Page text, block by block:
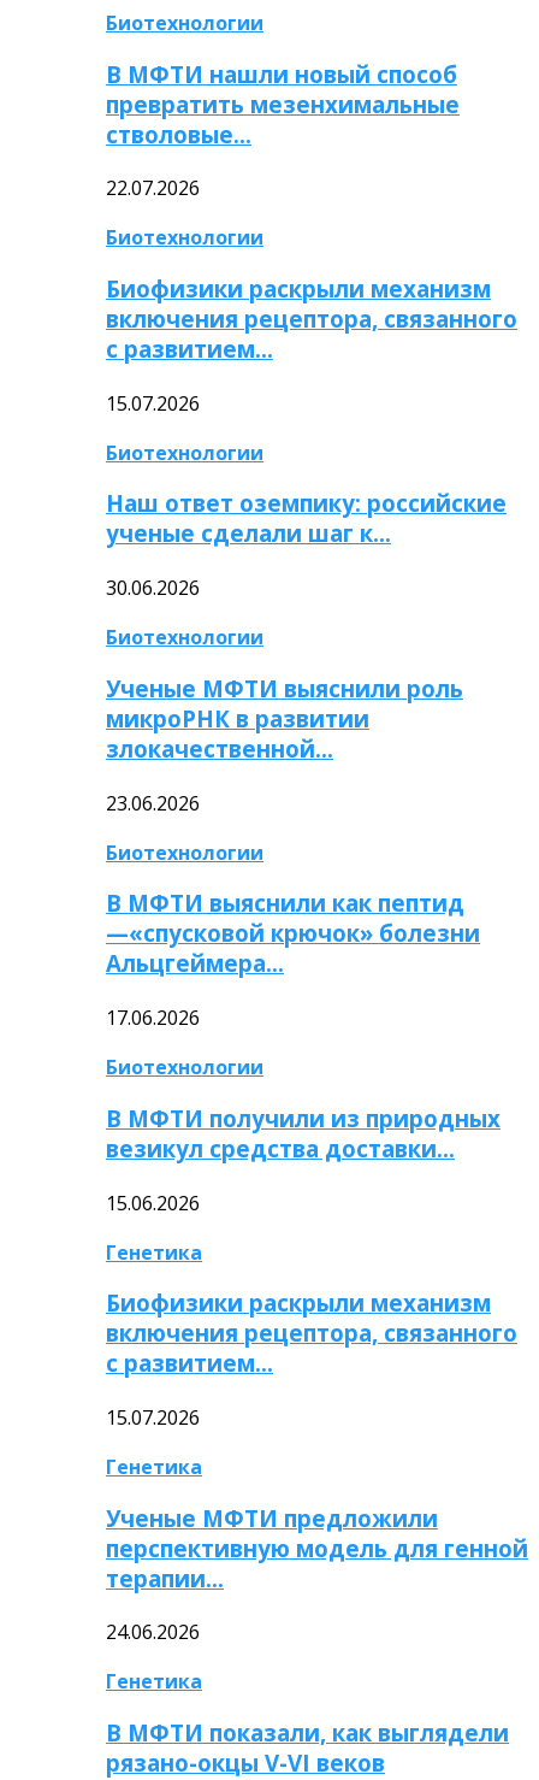
Биотехнологии
В МФТИ нашли новый способ
превратить мезенхимальные
стволовые…
22.07.2026
Биотехнологии
Биофизики раскрыли механизм
включения рецептора, связанного
с развитием…
15.07.2026
Биотехнологии
Наш ответ оземпику: российские
ученые сделали шаг к…
30.06.2026
Биотехнологии
Ученые МФТИ выяснили роль
микроРНК в развитии
злокачественной…
23.06.2026
Биотехнологии
В МФТИ выяснили как пептид
—«спусковой крючок» болезни
Альцгеймера…
17.06.2026
Биотехнологии
В МФТИ получили из природных
везикул средства доставки…
15.06.2026
Генетика
Биофизики раскрыли механизм
включения рецептора, связанного
с развитием…
15.07.2026
Генетика
Ученые МФТИ предложили
перспективную модель для генной
терапии…
24.06.2026
Генетика
В МФТИ показали, как выглядели
рязано-окцы V-VI веков